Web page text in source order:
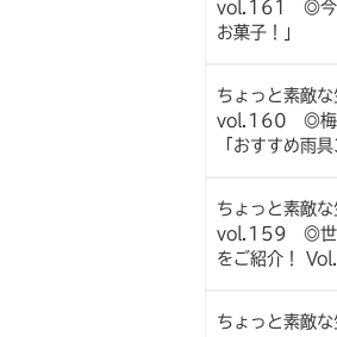
vol.161 ◎今流
お菓子！」
ちょっと素敵
vol.160 ◎梅雨
「おすすめ雨具
ちょっと素敵
vol.159 ◎世界
をご紹介！
ちょっと素敵